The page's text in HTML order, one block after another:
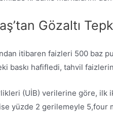
Gözaltı
itibaren faizleri 500 baz
baskı hafifledi, tahvil
(UİB) verilerine göre, ilk
yüzde 2 gerilemeyle 5,four